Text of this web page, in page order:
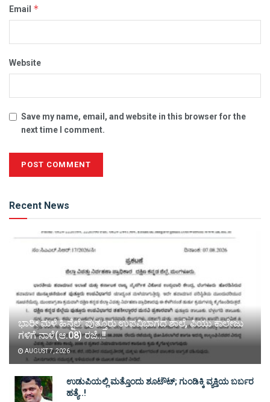
Email *
Website
Save my name, email, and website in this browser for the
next time I comment.
Recent News
ಭಾರೀ ಮಳೆ ಹಿನ್ನೆಲೆ: ಪುತ್ತೂರು ಉಪವಿಭಾಗದ ಶಾಲೆ, ಪಿಯು ಕಾಲೇಜು
ಗಳಿಗೆ ನಾಳೆ(ಆ.08) ರಜೆ..!!
AUGUST 7, 2026
ಉಡುಪಿಯಲ್ಲಿ ಮತ್ತೊಂದು ಶೂಟೌಟ್‌; ಗುಂಡಿಕ್ಕಿ ವ್ಯಕ್ತಿಯ ಬರ್ಬರ
ಹತ್ಯೆ..!